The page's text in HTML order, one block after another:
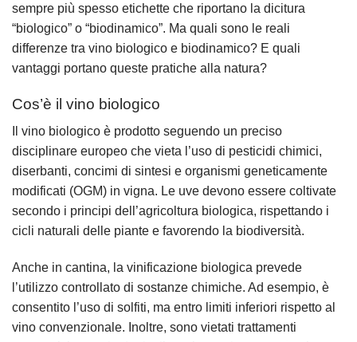
sempre più spesso etichette che riportano la dicitura
“biologico” o “biodinamico”. Ma quali sono le reali
differenze tra vino biologico e biodinamico? E quali
vantaggi portano queste pratiche alla natura?
Cos’è il vino biologico
Il vino biologico è prodotto seguendo un preciso
disciplinare europeo che vieta l’uso di pesticidi chimici,
diserbanti, concimi di sintesi e organismi geneticamente
modificati (OGM) in vigna. Le uve devono essere coltivate
secondo i principi dell’agricoltura biologica, rispettando i
cicli naturali delle piante e favorendo la biodiversità.
Anche in cantina, la vinificazione biologica prevede
l’utilizzo controllato di sostanze chimiche. Ad esempio, è
consentito l’uso di solfiti, ma entro limiti inferiori rispetto al
vino convenzionale. Inoltre, sono vietati trattamenti